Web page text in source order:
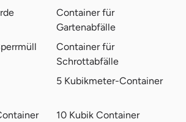
GmbH
Dürrenbacher Hütte 1c
99427 Weimar
GmbH Niederlassung Schleiz
Industriestraße 13
07907 Schleiz
GmbH
99817 Eisenach
Container für
Gartenabfälle
Container für
Schrottabfälle
5 Kubikmeter-Container
10 Kubik Container